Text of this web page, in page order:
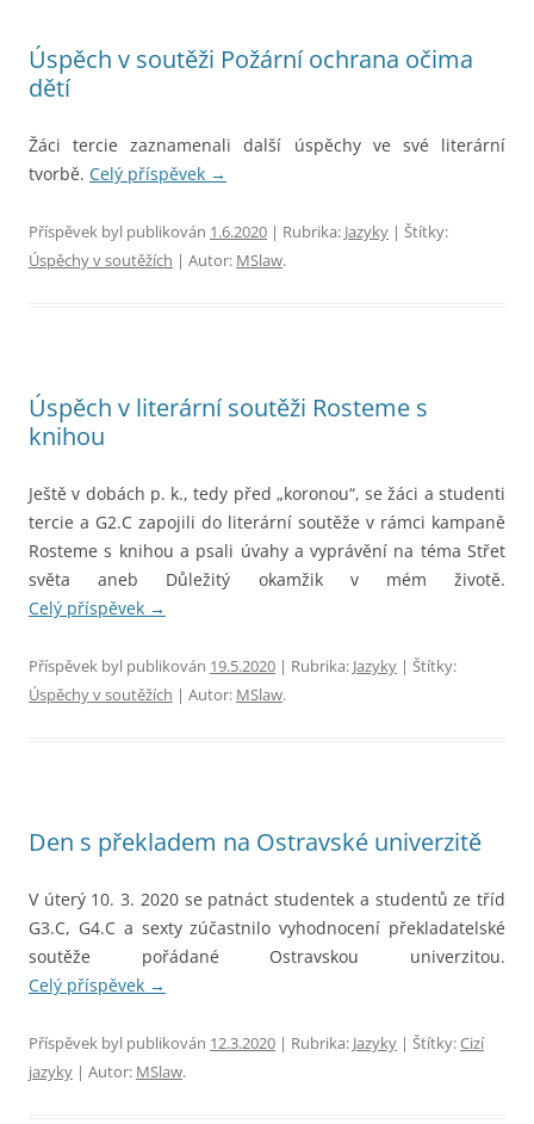
Úspěch v soutěži Požární ochrana očima
dětí
Žáci tercie zaznamenali další úspěchy ve své literární
tvorbě. Celý příspěvek →
Příspěvek byl publikován 1.6.2020 | Rubrika: Jazyky | Štítky:
Úspěchy v soutěžích | Autor: MSlaw.
Úspěch v literární soutěži Rosteme s
knihou
Ještě v dobách p. k., tedy před „koronou“, se žáci a studenti
tercie a G2.C zapojili do literární soutěže v rámci kampaně
Rosteme s knihou a psali úvahy a vyprávění na téma Střet
světa aneb Důležitý okamžik v mém životě.
Celý příspěvek →
Příspěvek byl publikován 19.5.2020 | Rubrika: Jazyky | Štítky:
Úspěchy v soutěžích | Autor: MSlaw.
Den s překladem na Ostravské univerzitě
V úterý 10. 3. 2020 se patnáct studentek a studentů ze tříd
G3.C, G4.C a sexty zúčastnilo vyhodnocení překladatelské
soutěže pořádané Ostravskou univerzitou.
Celý příspěvek →
Příspěvek byl publikován 12.3.2020 | Rubrika: Jazyky | Štítky:Cizí
jazyky | Autor: MSlaw.